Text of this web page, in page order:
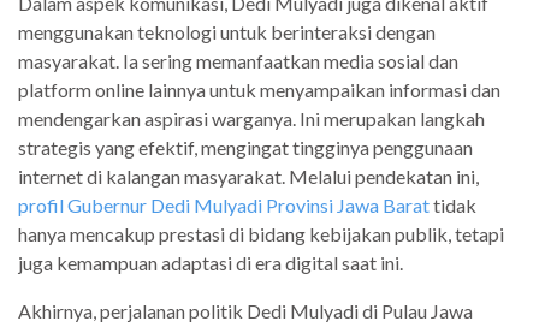
menggunakan teknologi untuk berinteraksi dengan
masyarakat. Ia sering memanfaatkan media sosial dan
platform online lainnya untuk menyampaikan informasi dan
mendengarkan aspirasi warganya. Ini merupakan langkah
strategis yang efektif, mengingat tingginya penggunaan
internet di kalangan masyarakat. Melalui pendekatan ini,
profil Gubernur Dedi Mulyadi Provinsi Jawa Barattidak
hanya mencakup prestasi di bidang kebijakan publik, tetapi
juga kemampuan adaptasi di era digital saat ini.
Akhirnya, perjalanan politik Dedi Mulyadi di Pulau Jawa